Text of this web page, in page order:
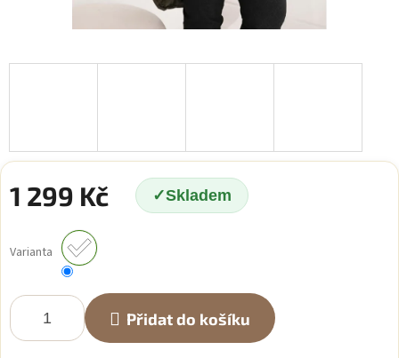
1 299 Kč Skladem
cena:
Varianta
Přidat do košíku